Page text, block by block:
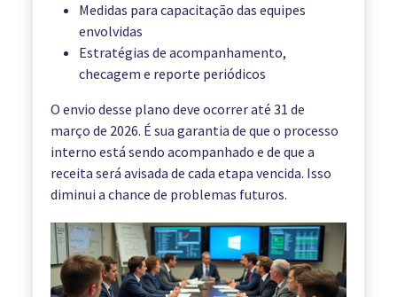
Medidas para capacitação das equipes
envolvidas
Estratégias de acompanhamento,
checagem e reporte periódicos
O envio desse plano deve ocorrer até 31 de
março de 2026. É sua garantia de que o processo
interno está sendo acompanhado e de que a
receita será avisada de cada etapa vencida. Isso
diminui a chance de problemas futuros.